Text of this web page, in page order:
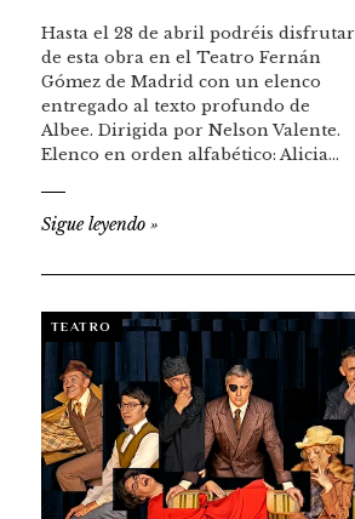
Hasta el 28 de abril podréis disfrutar
de esta obra en el Teatro Fernán
Gómez de Madrid con un elenco
entregado al texto profundo de
Albee. Dirigida por Nelson Valente.
Elenco en orden alfabético: Alicia…
Sigue leyendo »
TEATRO